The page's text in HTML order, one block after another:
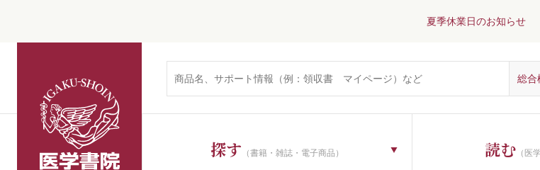
夏季休業日のお知らせ
探す （書籍・雑誌・電子商品） 読む （医